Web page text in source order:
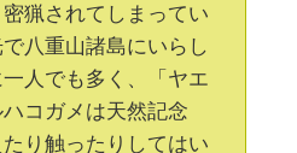
猟されてしまってい
で八重山諸島にいらし
人でも多く、「ヤエ
コガメは天然記念
り触ったりしてはい